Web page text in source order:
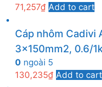
71,257₫ Add to cart
Cáp nhôm Cadivi
3x150mm2, 0.6/
0 ngoài 5
130,235₫ Add to cart